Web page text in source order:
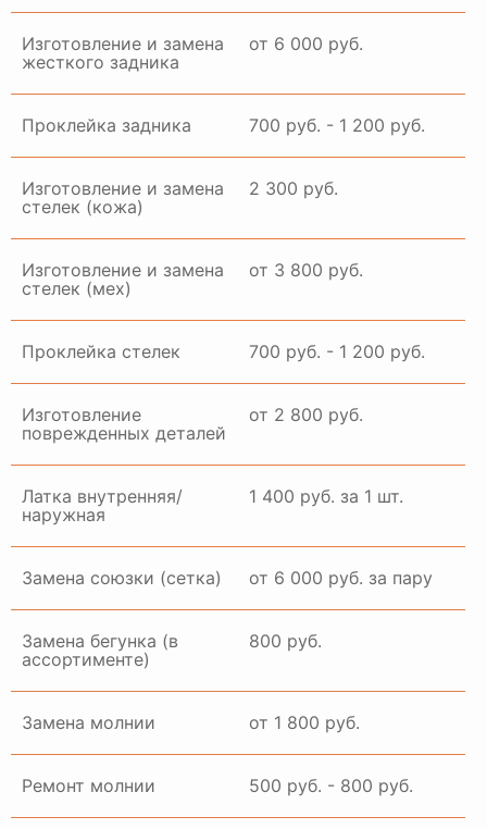
Изготовление и замена
жесткого задника
от 6 000 руб.
Проклейка задника 700 руб. - 1 200 руб.
Изготовление и замена
стелек (кожа)
2 300 руб.
Изготовление и замена
стелек (мех)
от 3 800 руб.
Проклейка стелек 700 руб. - 1 200 руб.
Изготовление
поврежденных деталей
от 2 800 руб.
Латка внутренняя/
наружная
1 400 руб. за 1 шт.
Замена союзки (сетка) от 6 000 руб. за пару
Замена бегунка (в
ассортименте)
800 руб.
Замена молнии от 1 800 руб.
Ремонт молнии 500 руб. - 800 руб.